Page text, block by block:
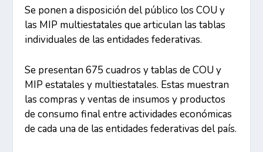
Se ponen a disposición del público los COU y
las MIP multiestatales que articulan las tablas
individuales de las entidades federativas.
Se presentan 675 cuadros y tablas de COU y
MIP estatales y multiestatales. Estas muestran
las compras y ventas de insumos y productos
de consumo final entre actividades económicas
de cada una de las entidades federativas del país.